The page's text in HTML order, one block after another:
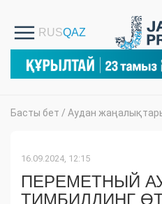
Басты бет / Аудан
16.09.2024, 12:15
ПЕРЕМЕТНЫЙ
ТИМБИЛДИНГ